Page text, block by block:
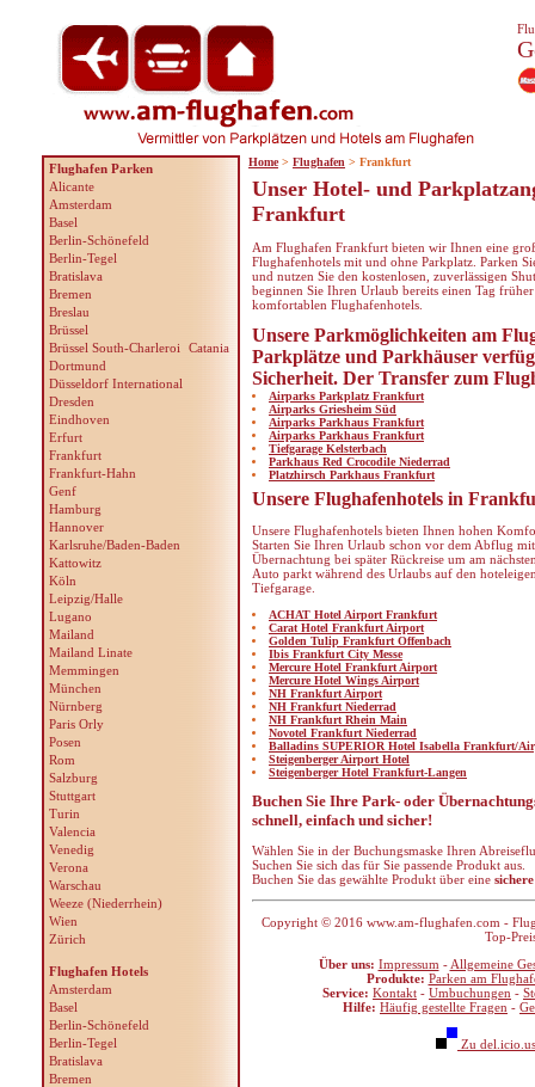
Unser Hotel- und
Frankfurt
Am Flughafen Frankfurt bieten wir Ihnen eine
Flughafenhotels mit und ohne Parkplatz. Parken
und nutzen Sie den kostenlosen, zuverlässigen
beginnen Sie Ihren Urlaub bereits einen Tag
komfortablen Flughafenhotels.
Unsere Parkmöglichkeiten am
Parkplätze und Parkhäuser
Sicherheit. Der Transfer zum
Airparks Parkplatz Frankfurt
Airparks Griesheim Süd
Airparks Parkhaus Frankfurt
Airparks Parkhaus Frankfurt
Tiefgarage Kelsterbach
Parkhaus Red Crocodile Niederrad
Platzhirsch Parkhaus Frankfurt
Unsere Flughafenhotels in
Unsere Flughafenhotels bieten Ihnen hohen
Starten Sie Ihren Urlaub schon vor dem Abflug
Übernachtung bei später Rückreise um am
Auto parkt während des Urlaubs auf den
Tiefgarage.
ACHAT Hotel Airport Frankfurt
Carat Hotel Frankfurt Airport
Golden Tulip Frankfurt Offenbach
Ibis Frankfurt City Messe
Mercure Hotel Frankfurt Airport
Mercure Hotel Wings Airport
NH Frankfurt Airport
NH Frankfurt Niederrad
NH Frankfurt Rhein Main
Novotel Frankfurt Niederrad
Balladins SUPERIOR Hotel Isabella Frankfurt/
Steigenberger Airport Hotel
Steigenberger Hotel Frankfurt-Langen
Buchen Sie Ihre Park- oder
schnell, einfach und sicher!
Wählen Sie in der Buchungsmaske Ihren
Suchen Sie sich das für Sie passende Produkt aus.
Buchen Sie das gewählte Produkt über eine sichere
Copyright © 2016 www.am-flughafen.com -
Top-
Über uns: Impressum - Allgemeine
Produkte: Parken am
Service: Kontakt - Umbuchungen -
Hilfe: Häufig gestellte Fragen -
Zu
Flughafen Parken
Alicante
Amsterdam
Basel
Berlin-Schönefeld
Berlin-Tegel
Bratislava
Bremen
Breslau
Brüssel
Brüssel South-Charleroi
Catania
Dortmund
Düsseldorf International
Dresden
Eindhoven
Erfurt
Frankfurt
Frankfurt-Hahn
Genf
Hamburg
Hannover
Karlsruhe/Baden-Baden
Kattowitz
Köln
Leipzig/Halle
Lugano
Mailand
Mailand Linate
Memmingen
München
Nürnberg
Paris Orly
Posen
Rom
Salzburg
Stuttgart
Turin
Valencia
Venedig
Verona
Warschau
Weeze (Niederrhein)
Wien
Zürich
Flughafen Hotels
Amsterdam
Basel
Berlin-Schönefeld
Berlin-Tegel
Bratislava
Bremen
Home > Flughafen > Frankfurt